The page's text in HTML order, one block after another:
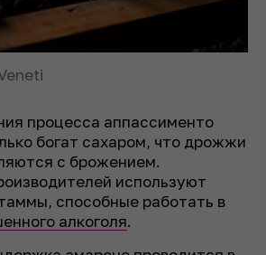
процесса аппассименто
богат сахаром, что дрожжи
с брожением.
используют
способные работать в
алкоголя.